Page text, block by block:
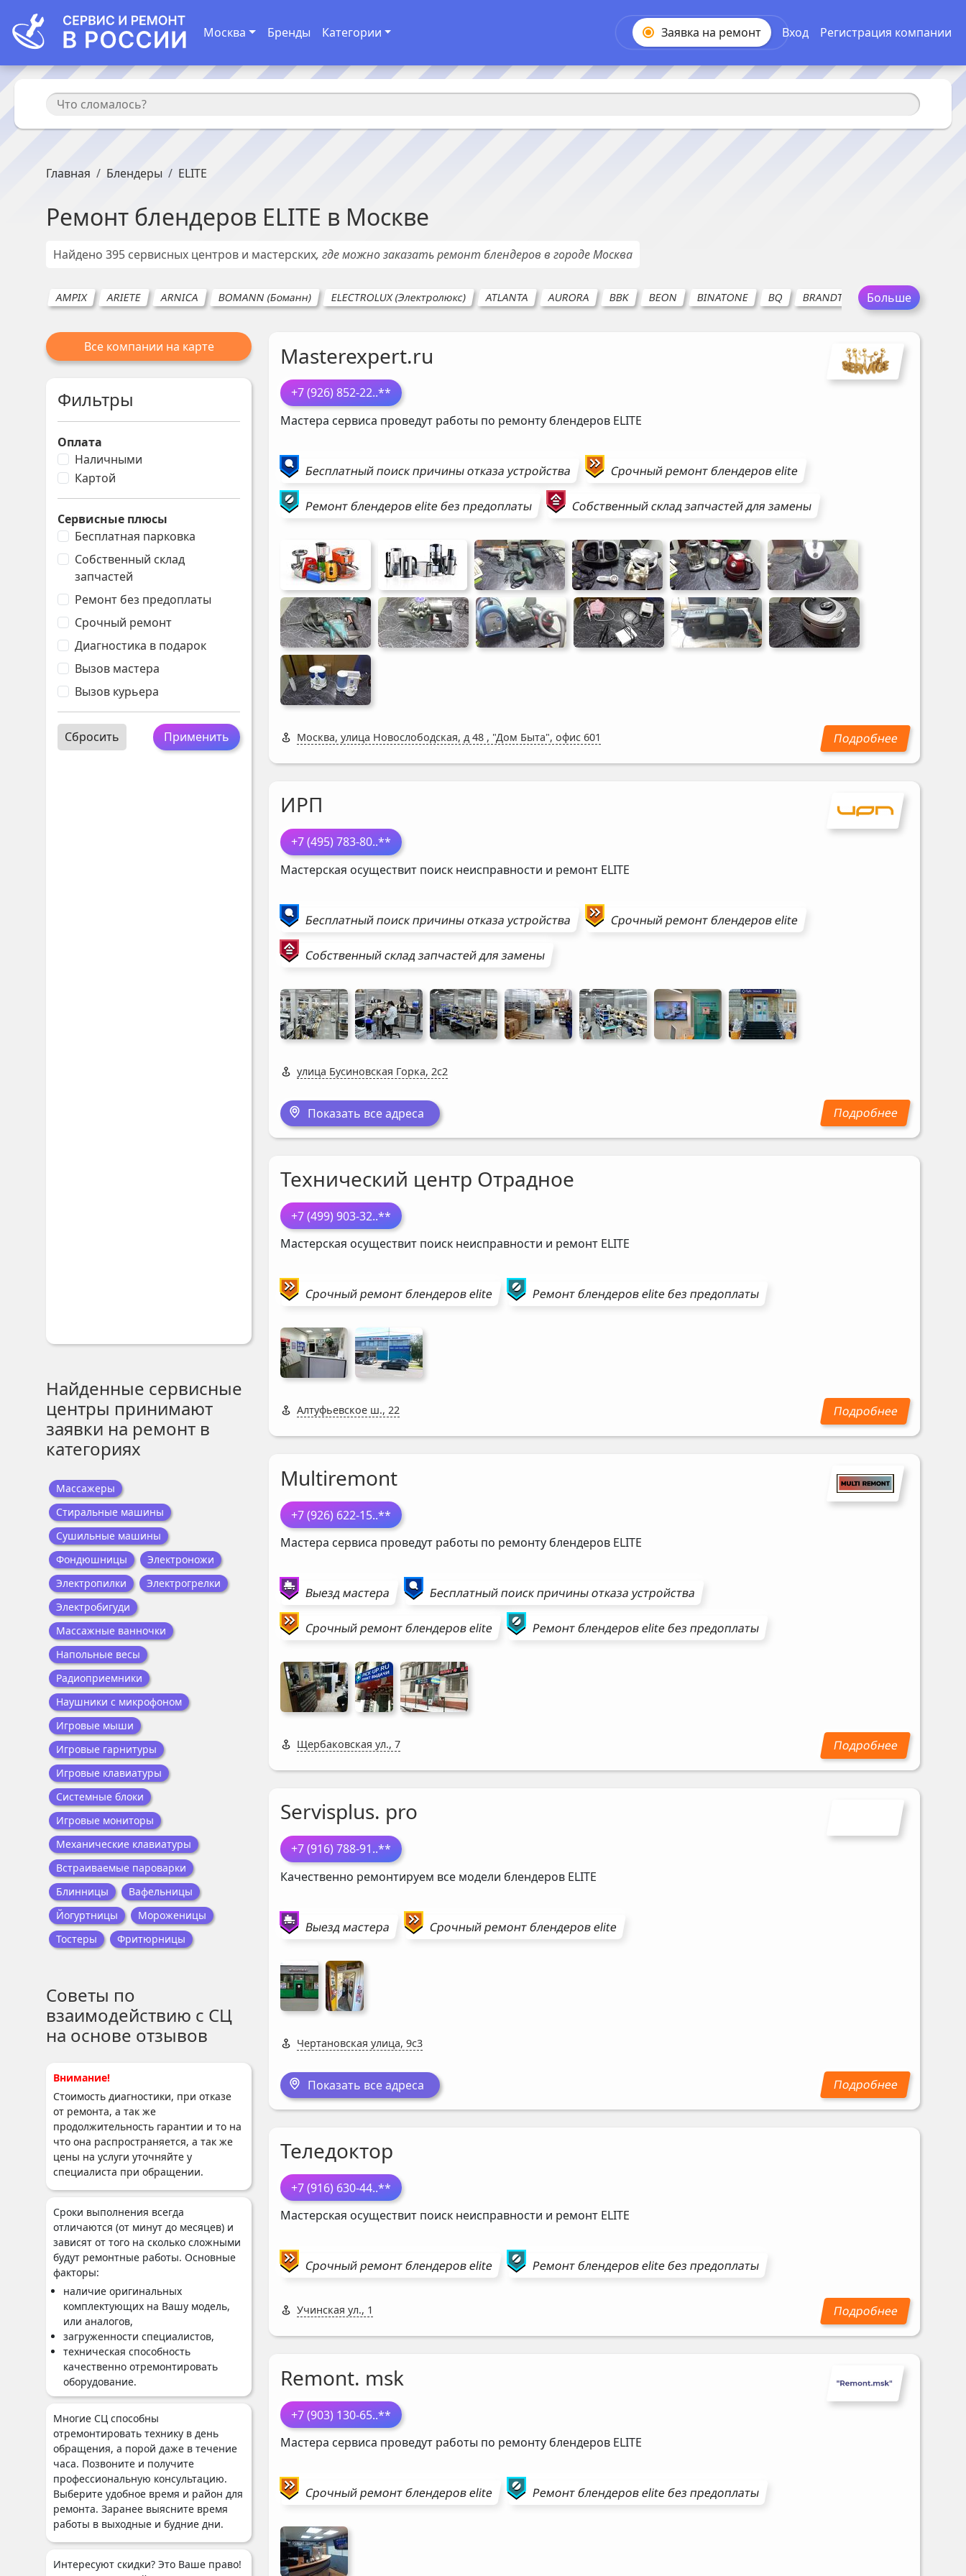
Москва Бренды Категории Заявка на ремонт Вход Регистрация компании
Главная Блендеры ELITE
Ремонт блендеров ELITE в Москве
Найдено 395 сервисных центров и мастерских, где можно заказать ремонт блендеров в городеМосква
AMPIX ARIETE ARNICA BOMANN (Боманн) ELECTROLUX (Электролюкс) ATLANTA AURORA BBK BEON BINATONE BQ BRANDT BRAUN CASO
Больше
Все компании на карте
Фильтры
Оплата
Наличными
Картой
Сервисные плюсы
Бесплатная парковка
Собственный склад
запчастей
Ремонт без предоплаты
Срочный ремонт
Диагностика в подарок
Вызов мастера
Вызов курьера
Применить
Сбросить
Найденные сервисные
центры принимают
заявки на ремонт в
категориях
Массажеры
Стиральные машины
Сушильные машины
Фондюшницы
Электроножи
Электропилки
Электрогрелки
Электробигуди
Массажные ванночки
Напольные весы
Радиоприемники
Наушники с микрофоном
Игровые мыши
Игровые гарнитуры
Игровые клавиатуры
Системные блоки
Игровые мониторы
Механические клавиатуры
Встраиваемые пароварки
Блинницы
Вафельницы
Йогуртницы
Мороженицы
Тостеры
Фритюрницы
Советы по
взаимодействию с СЦ
на основе отзывов
Внимание!
Стоимость диагностики, при отказе
от ремонта, а так же
продолжительность гарантии и то на
что она распространяется, а так же
цены на услуги уточняйте у
специалиста при обращении.
Сроки выполнения всегда
отличаются (от минут до месяцев) и
зависят от того на сколько сложными
будут ремонтные работы. Основные
факторы:
наличие оригинальных
комплектующих на Вашу модель,
или аналогов,
загруженности специалистов,
техническая способность
качественно отремонтировать
оборудование.
Многие СЦ способны
отремонтировать технику в день
обращения, а порой даже в течение
часа. Позвоните и получите
профессиональную консультацию.
Выберите удобное время и район для
ремонта. Заранее выясните время
работы в выходные и будние дни.
Интересуют скидки? Это Ваше право!
Masterexpert.ru
+7 (926) 852-22..**
Мастера сервиса проведут работы по ремонту блендеров ELITE
Бесплатный поиск причины отказа устройства Срочный ремонтблендеровelite
Ремонтблендеровeliteбез предоплаты Собственный склад запчастей для замены
Москва, улица Новослободская, д 48 , "Дом Быта", офис 601
ИРП
+7 (495) 783-80..**
Мастерская осуществит поиск неисправности и ремонт ELITE
Бесплатный поиск причины отказа устройства Срочный ремонтблендеровelite
Собственный склад запчастей для замены
улица Бусиновская Горка, 2с2
Показать все адреса
Технический центр Отрадное
+7 (499) 903-32..**
Мастерская осуществит поиск неисправности и ремонт ELITE
Срочный ремонтблендеровelite Ремонтблендеровeliteбез предоплаты
Алтуфьевское ш., 22
Multiremont
+7 (926) 622-15..**
Мастера сервиса проведут работы по ремонту блендеров ELITE
Выезд мастера Бесплатный поиск причины отказа устройства
Срочный ремонтблендеровelite Ремонтблендеровeliteбез предоплаты
Щербаковская ул., 7
Servisplus. pro
+7 (916) 788-91..**
Качественно ремонтируем все модели блендеров ELITE
Выезд мастера Срочный ремонтблендеровelite
Чертановская улица, 9с3
Показать все адреса
Теледоктор
+7 (916) 630-44..**
Мастерская осуществит поиск неисправности и ремонт ELITE
Срочный ремонтблендеровelite Ремонтблендеровeliteбез предоплаты
Учинская ул., 1
Remont. msk
+7 (903) 130-65..**
Мастера сервиса проведут работы по ремонту блендеров ELITE
Срочный ремонтблендеровelite Ремонтблендеровeliteбез предоплаты